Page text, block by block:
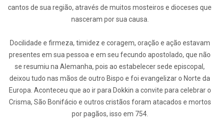
cantos de sua região, através de muitos mosteiros e dioceses que
nasceram por sua causa.
Docilidade e firmeza, timidez e coragem, oração e ação estavam
presentes em sua pessoa e em seu fecundo apostolado, que não
se resumiu na Alemanha, pois ao estabelecer sede episcopal,
deixou tudo nas mãos de outro Bispo e foi evangelizar o Norte da
Europa. Aconteceu que ao ir para Dokkin a convite para celebrar o
Crisma, São Bonifácio e outros cristãos foram atacados e mortos
por pagãos, isso em 754.